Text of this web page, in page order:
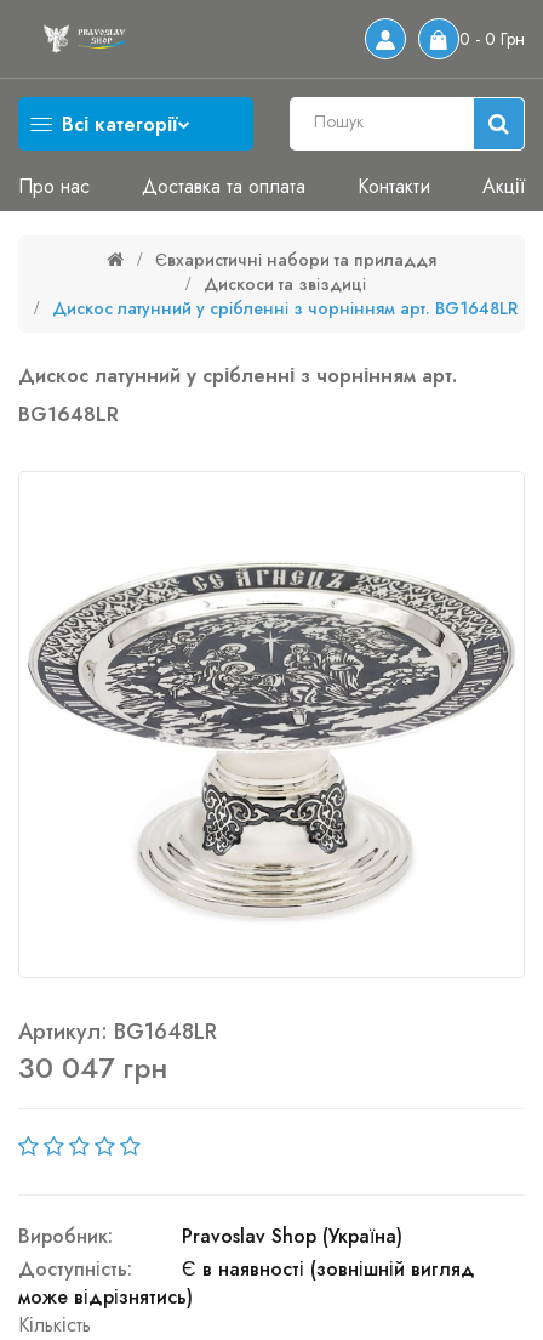
0 - 0 Грн
Всі категорії
Про нас Доставка та оплата Контакти Акції
Євхаристичні набори та приладдя
Дискоси та звіздиці
Дискос латунний у срібленні з чорнінням арт. BG1648LR
Дискос латунний у срібленні з чорнінням арт.
BG1648LR
Артикул: BG1648LR
30 047 грн
Виробник:
Pravoslav Shop (Україна)
Доступність:
Є в наявності (зовнішній вигляд
може відрізнятись)
Кількість